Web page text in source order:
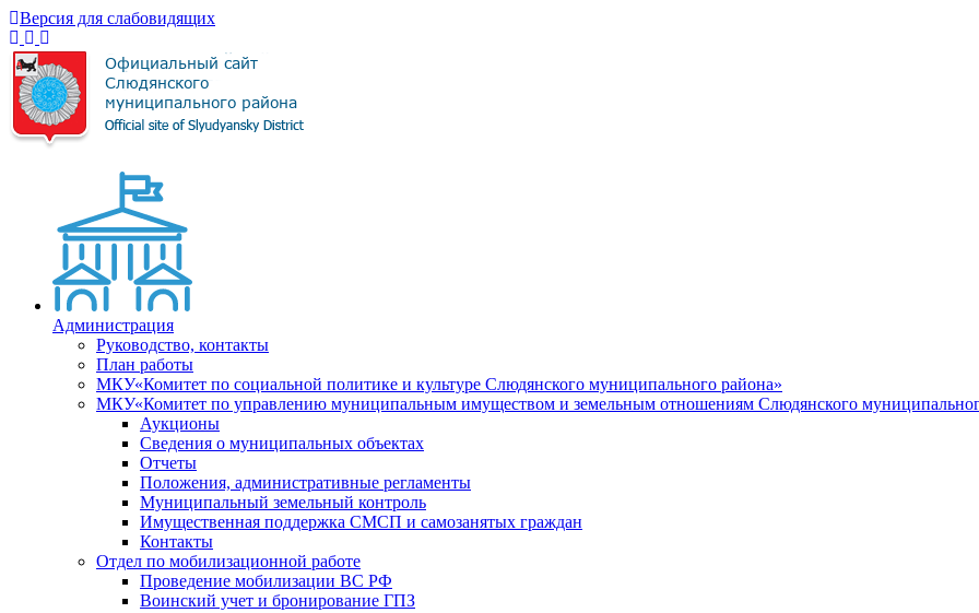
Версия для слабовидящих
Администрация
Руководство, контакты
План работы
МКУ«Комитет по социальной политике и культуре Слюдянского муниципального района»
МКУ«Комитет по управлению муниципальным имуществом и земельным отношениям Слюдянского
Аукционы
Сведения о муниципальных объектах
Отчеты
Положения, административные регламенты
Муниципальный земельный контроль
Имущественная поддержка СМСП и самозанятых граждан
Контакты
Отдел по мобилизационной работе
Проведение мобилизации ВС РФ
Воинский учет и бронирование ГПЗ